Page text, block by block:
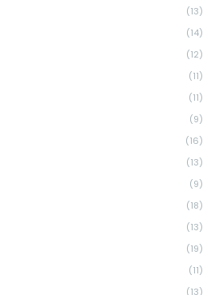
(13)
(14)
(12)
(11)
(11)
(9)
(16)
(13)
(9)
(18)
(13)
(19)
(11)
(13)